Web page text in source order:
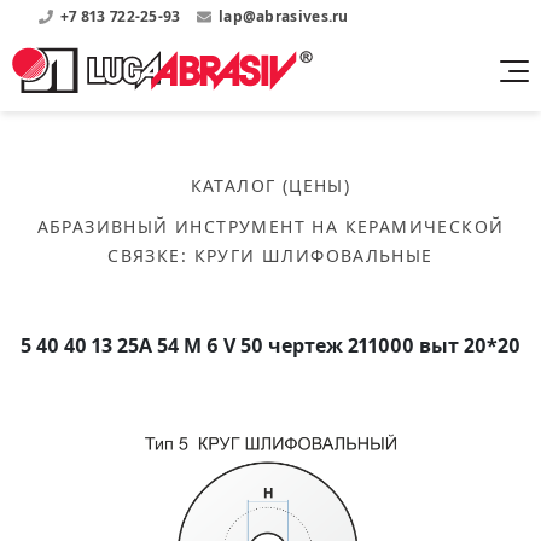
+7 813 722-25-93 lap@abrasives.ru
бакелитовой связке
Скачать каталог
Круги шлифовальные
Сегменты шлифовальные
керамической связке
Скачать каталог
Круги шлифовальные
Скачать прайсы на нашу продукцию
Нормативные документы, ГОСТы, Инструкции по
Публикации
О нас
Информация о заводе
История завода
Партнеры
Список партнеров завода
Мероприятия
Контакты
КАТАЛОГ (ЦЕНЫ)
АБРАЗИВНЫЙ ИНСТРУМЕНТ НА КЕРАМИЧЕСКОЙ
СВЯЗКЕ : КРУГИ ШЛИФОВАЛЬНЫЕ
5 40 40 13 25А 54 M 6 V 50 чертеж 211000 выт 20*20